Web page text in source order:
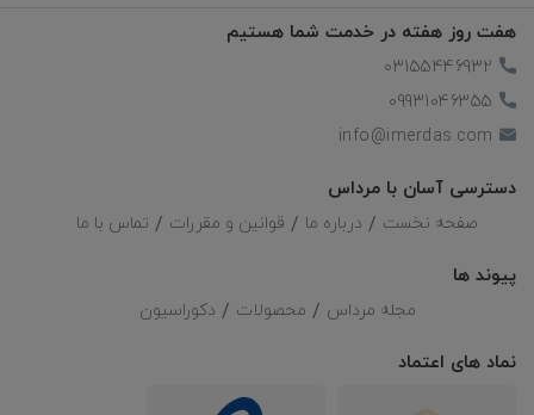
هفت روز هفته در خدمت شما هستیم
03155446932
09931046355
info@imerdas.com
دسترسی آسان با مرداس
صفحه نخست درباره ما قوانین و مقررات تماس با ما
پیوند ها
مجله مرداس محصولات دکوراسیون
نماد های اعتماد